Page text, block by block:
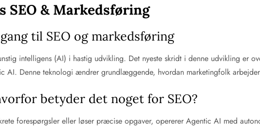
SEO & Markedsføring
til SEO og markedsføring
intelligens (AI) i hastig udvikling. Det nyeste skridt i denne udvikling er
AI. Denne teknologi ændrer grundlæggende, hvordan marketingfolk
betyder det noget for SEO?
forespørgsler eller løser præcise opgaver, opererer Agentic AI med